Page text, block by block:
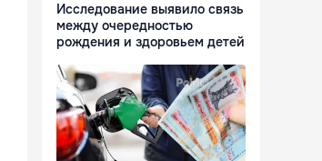
Исследование выявило связь
между очередностью
рождения и здоровьем детей